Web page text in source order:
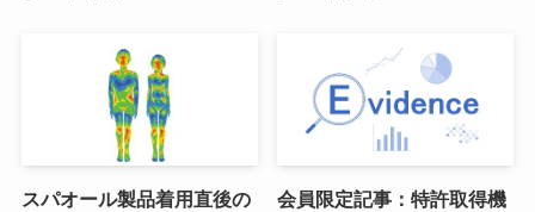
スパオール製品着用直後の
会員限定記事：特許取得機